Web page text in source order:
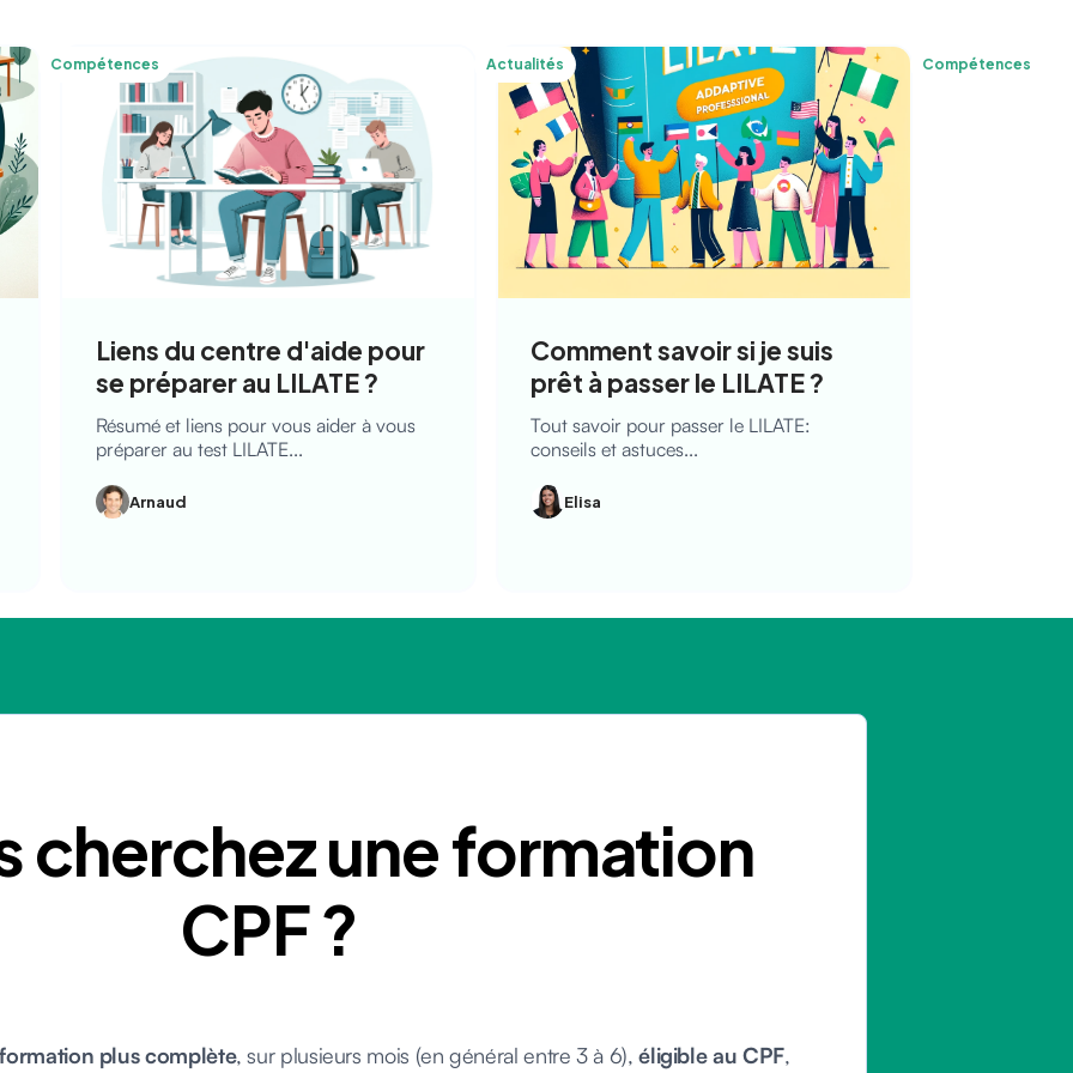
Compétences Actualités
Liens du centre d'aide pour
se préparer au LILATE ?
Résumé et liens pour vous aider à vous
préparer au test LILATE...
Arnaud
Compétences
Comment savoir si je suis
prêt à passer le LILATE ?
Tout savoir pour passer le LILATE:
conseils et astuces...
Elisa
cherchez une formation
CPF ?
plus complète, sur plusieurs mois (en général entre 3 à 6),éligible au CPF,